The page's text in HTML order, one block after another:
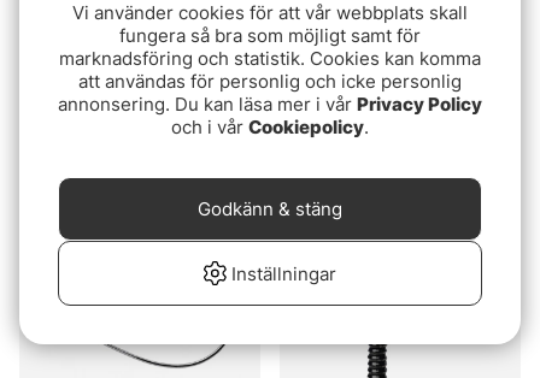
X Zone Ned Rig Head
Z-man Finesse Shroomz
4,7g 1/0 (5-pack)
89 kr
Vi använder cookies för att vår webbplats skall
fungera så bra som möjligt samt för
marknadsföring och statistik. Cookies kan komma
att användas för personlig och icke personlig
annonsering. Du kan läsa mer i vår Privacy Policy
och i vår Cookiepolicy.
Inställningar
Godkänn & stäng